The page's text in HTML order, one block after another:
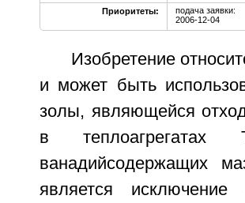
Приоритеты:
подача заявки:
2006-12-04
Изобретение
и может быть
золы, являющейся
в
ванадийсодержащих
является